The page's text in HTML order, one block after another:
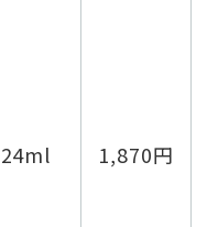
24ml 1,870円